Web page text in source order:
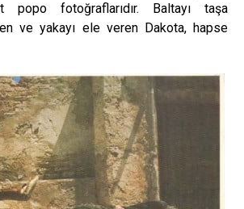
popo fotoğraflarıdır. Baltayı taşa
ve yakayı ele veren Dakota, hapse